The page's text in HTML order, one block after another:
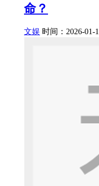
命？
文娱 时间：2026-01-